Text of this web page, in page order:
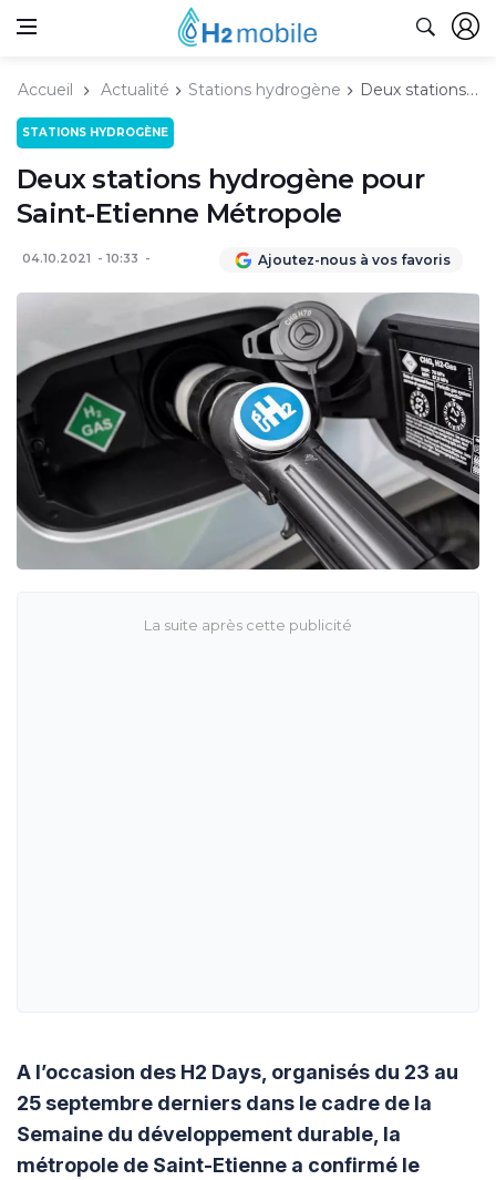
Accueil Actualité Stations hydrogène Deux stations hydrogène pour Saint-Etienne Métropole
STATIONS HYDROGÈNE
Deux stations hydrogène pour
Saint-Etienne Métropole
04.10.2021 10:33 Ajoutez-nous à vos favoris
A l’occasion des H2 Days, organisés du 23 au
25 septembre derniers dans le cadre de la
Semaine du développement durable, la
métropole de Saint-Etienne a confirmé le